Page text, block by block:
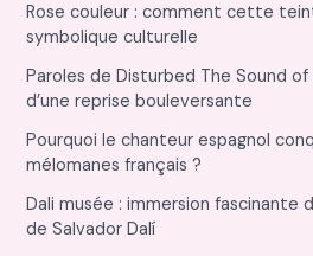
Rose couleur : comment cette
symbolique culturelle
Paroles de Disturbed The Sound
d’une reprise bouleversante
Pourquoi le chanteur espagnol
mélomanes français ?
Dali musée : immersion fascinante
de Salvador Dalí